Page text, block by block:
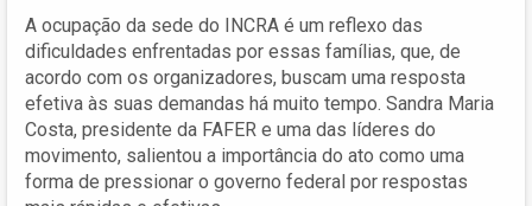
A ocupação da sede do INCRA é um reflexo das
dificuldades enfrentadas por essas famílias, que, de
acordo com os organizadores, buscam uma resposta
efetiva às suas demandas há muito tempo. Sandra Maria
Costa, presidente da FAFER e uma das líderes do
movimento, salientou a importância do ato como uma
forma de pressionar o governo federal por respostas